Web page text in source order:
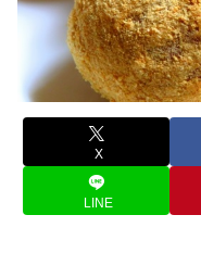
X
LINE